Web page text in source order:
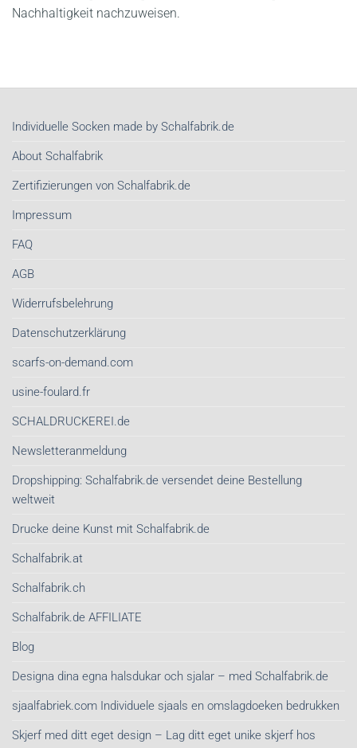
Nachhaltigkeit nachzuweisen.
Individuelle Socken made by Schalfabrik.de
About Schalfabrik
Zertifizierungen von Schalfabrik.de
Impressum
FAQ
AGB
Widerrufsbelehrung
Datenschutzerklärung
scarfs-on-demand.com
usine-foulard.fr
SCHALDRUCKEREI.de
Newsletteranmeldung
Dropshipping: Schalfabrik.de versendet deine Bestellung
weltweit
Drucke deine Kunst mit Schalfabrik.de
Schalfabrik.at
Schalfabrik.ch
Schalfabrik.de AFFILIATE
Blog
Designa dina egna halsdukar och sjalar – med Schalfabrik.de
sjaalfabriek.com Individuele sjaals en omslagdoeken bedrukken
Skjerf med ditt eget design – Lag ditt eget unike skjerf hos